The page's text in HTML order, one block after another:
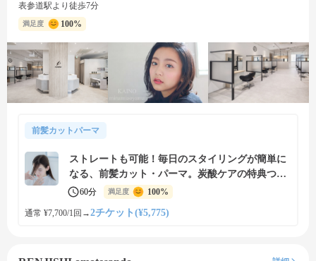
表参道駅より徒歩7分
満足度 100%
前髪カットパーマ
ストレートも可能！毎日のスタイリングが簡単に
なる、前髪カット・パーマ。炭酸ケアの特典つ
き！60分 満足度 100%
通常 ¥7,700/1回 →2チケット(¥5,775)